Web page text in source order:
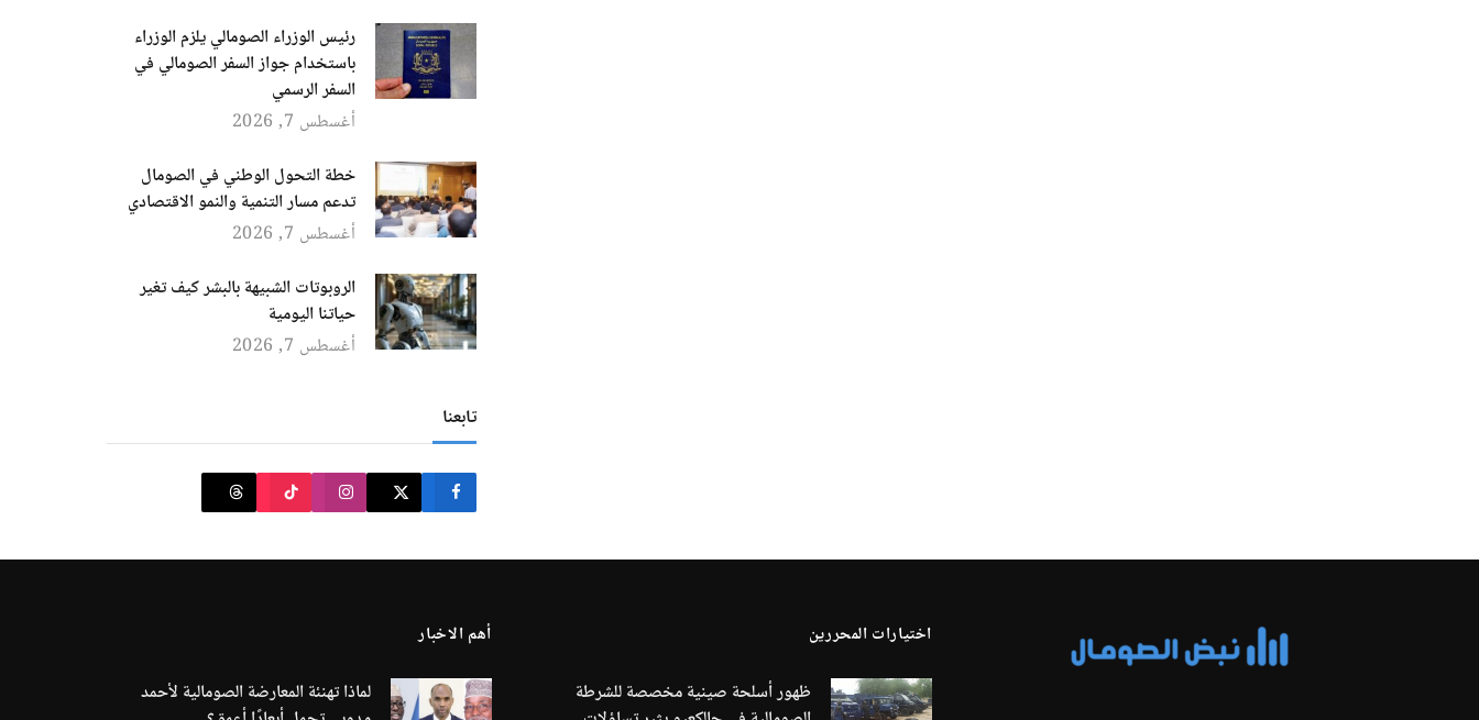
رئيس الوزراء الصومالي يلزم الوزراء
باستخدام جواز السفر الصومالي في
السفر الرسمي
أغسطس 7, 2026
خطة التحول الوطني في الصومال
تدعم مسار التنمية والنمو الاقتصادي
أغسطس 7, 2026
الروبوتات الشبيهة بالبشر كيف تغير
حياتنا اليومية
أغسطس 7, 2026
تابعنا
اختيارات المحررين
ظهور أسلحة صينية مخصصة للشرطة
أهم الاخبار
لماذا تهنئة المعارضة الصومالية لأحمد